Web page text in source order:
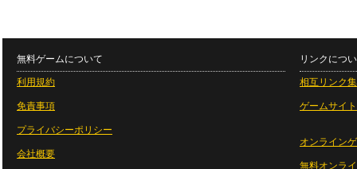
無料ゲームについて
利用規約
免責事項
プライバシーポリシー
会社概要
リンクにつ
相互リンク集
ゲームサイ
オンライン
無料オンラ